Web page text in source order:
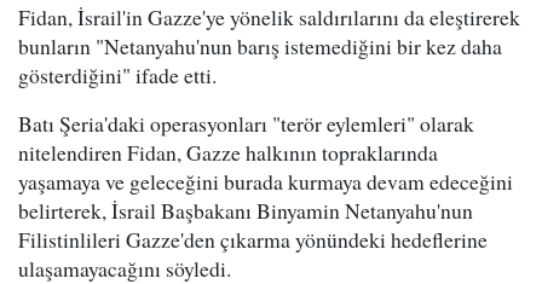
Fidan, İsrail'in Gazze'ye yönelik saldırılarını da eleştirerek
bunların "Netanyahu'nun barış istemediğini bir kez daha
gösterdiğini" ifade etti.
Batı Şeria'daki operasyonları "terör eylemleri" olarak
nitelendiren Fidan, Gazze halkının topraklarında
yaşamaya ve geleceğini burada kurmaya devam edeceğini
belirterek, İsrail Başbakanı Binyamin Netanyahu'nun
Filistinlileri Gazze'den çıkarma yönündeki hedeflerine
ulaşamayacağını söyledi.